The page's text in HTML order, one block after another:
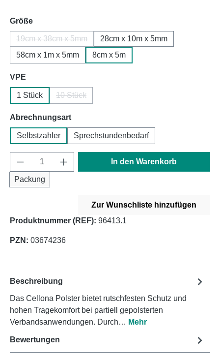
Größeauswählen
19cm x 38cm x 5mm
(Diese Option ist zurzeit nicht verfügbar.)
28cm x 10m x 5mm
58cm x 1m x 5mm
8cm x 5m
VPE
1 Stück 10 Stück
Abrechnungsartauswählen
Selbstzahler Sprechstundenbedarf
Produkt Anzahl: Gib den gewünschten
Packung
In den Warenkorb
Zur Wunschliste hinzufügen
Produktnummer (REF): 96413.1
PZN: 03674236
Beschreibung
Das Cellona Polster bietet rutschfesten Schutz und
hohen Tragekomfort bei partiell gepolsterten
Verbandsanwendungen. Durch… Mehr
Bewertungen